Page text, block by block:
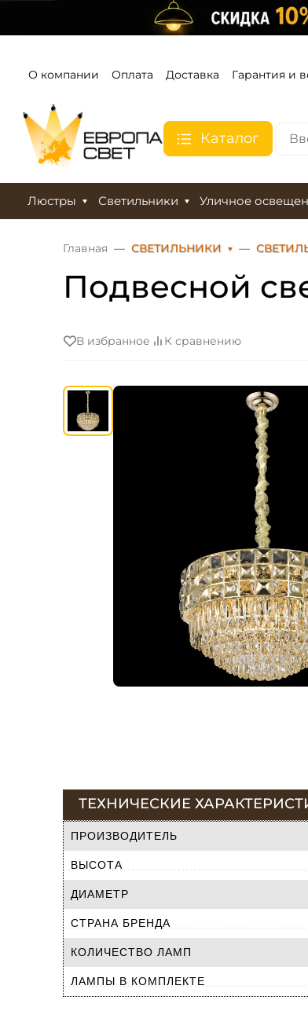
О компании Оплата Доставка Гарантия и
Каталог
Люстры Светильники Уличное
Главная СВЕТИЛЬНИКИ
Подвесной
В избранное К сравнению
ТЕХНИЧЕСКИЕ
ПРОИЗВОДИТЕЛЬ
ВЫСОТА
ДИАМЕТР
СТРАНА БРЕНДА
КОЛИЧЕСТВО ЛАМП
ЛАМПЫ В КОМПЛЕКТЕ